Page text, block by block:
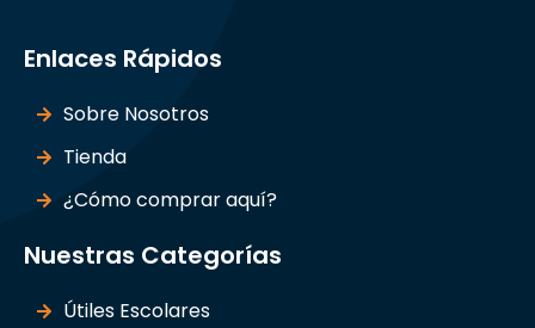
Enlaces Rápidos
Sobre Nosotros
Tienda
¿Cómo comprar aquí?
Nuestras Categorías
Útiles Escolares